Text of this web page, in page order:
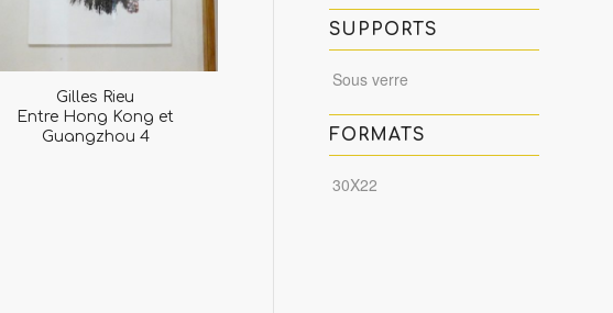
Gilles Rieu
Entre Hong Kong et
Guangzhou 4
SUPPORTS
Sous verre
FORMATS
30X22